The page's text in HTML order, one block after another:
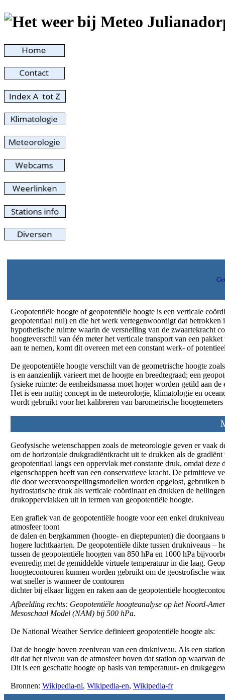
Geopotentiële hoogte of geopotentiële hoogte is een verticale
geopotentiaal nul) en die het werk vertegenwoordigt dat
hypothetische ruimte waarin de versnelling van de zwaartekracht
hoogteverschil van één meter het verticale transport van een
aan te nemen, komt dit overeen met een constant werk- of
De geopotentiële hoogte verschilt van de geometrische hoogte
is en aanzienlijk varieert met de hoogte en breedtegraad; een
fysieke ruimte: de eenheidsmassa moet hoger worden getild aan
Het is een nuttig concept in de meteorologie, klimatologie en
wordt gebruikt voor het kalibreren van barometrische
Geofysische wetenschappen zoals de meteorologie geven er vaak
om de horizontale drukgradiëntkracht uit te drukken als de gradiënt
geopotentiaal langs een oppervlak met constante druk, omdat deze
eigenschappen heeft van een conservatieve kracht. De primitieve
die door weersvoorspellingsmodellen worden opgelost, gebruiken
hydrostatische druk als verticale coördinaat en drukken de
drukoppervlakken uit in termen van geopotentiële hoogte.
Een grafiek van de geopotentiële hoogte voor een enkel
atmosfeer toont
de dalen en bergkammen (hoogte- en dieptepunten) die doorgaans
hogere luchtkaarten. De geopotentiële dikte tussen drukniveaus –
tussen de geopotentiële hoogten van 850 hPa en 1000 hPa
evenredig met de gemiddelde virtuele temperatuur in die laag.
hoogtecontouren kunnen worden gebruikt om de geostrofische
wat sneller is wanneer de contouren
dichter bij elkaar liggen en raken aan de geopotentiële
Afbeelding rechts: Geopotentiële hoogteanalyse op het Noord-
Mesoschaal Model (NAM) bij 500 hPa.
De National Weather Service definieert geopotentiële hoogte als:
Dat de hoogte boven zeeniveau van een drukniveau. Als een
dit dat het niveau van de atmosfeer boven dat station op waarvan
Dit is een geschatte hoogte op basis van temperatuur- en
Bronnen: Wikipedia-nl, Wikipedia-en, Wikipedia-fr